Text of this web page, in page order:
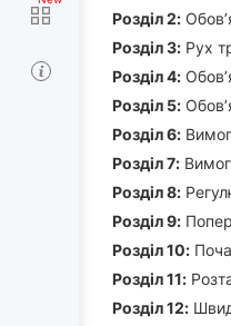
Роздiл 2:
Роздiл 3: Рух
Роздiл 4:
Роздiл 5:
Роздiл 6:
Роздiл 7:
Роздiл 8:
Роздiл 9:
Роздiл 10:
Роздiл 11:
Роздiл 12: